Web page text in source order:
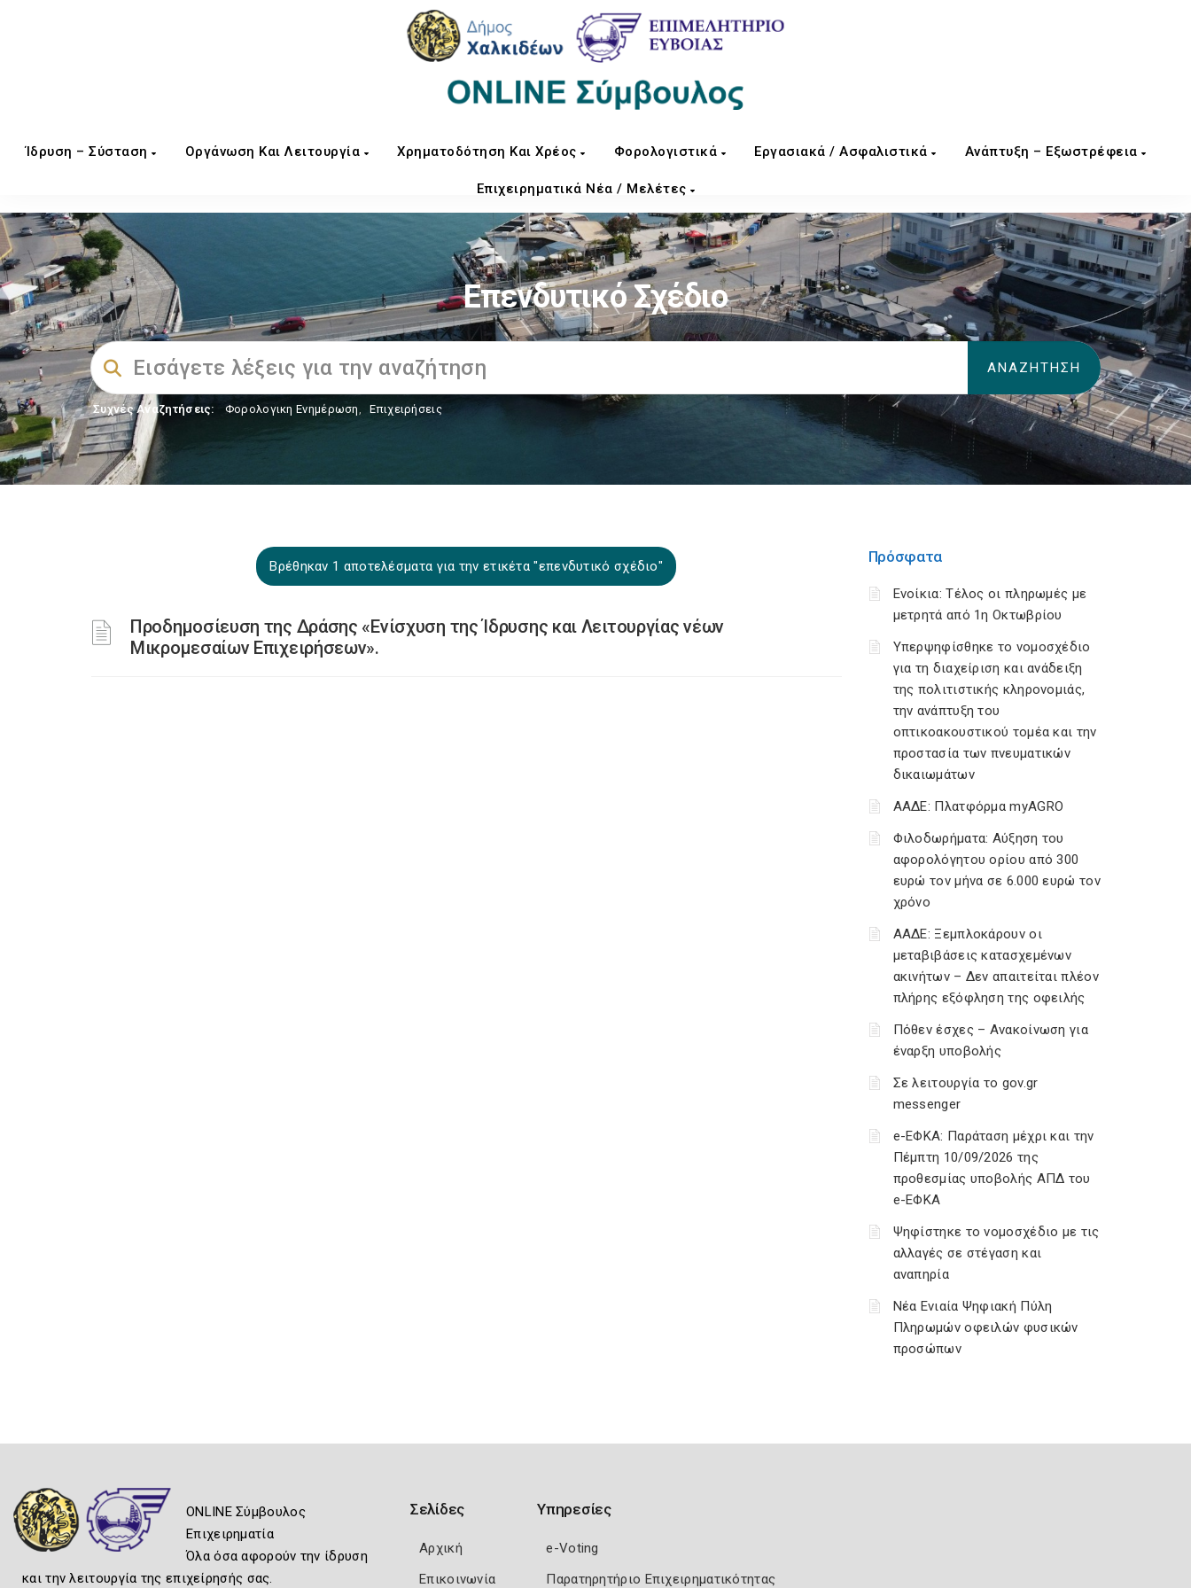
Ίδρυση – Σύσταση Οργάνωση Και Λειτουργία Χρηματοδότηση Και Χρέος Φορολογιστικά Εργασιακά / Ασφαλιστικά Ανάπτυξη – Εξωστρέφεια
Επιχειρηματικά Νέα / Μελέτες
Επενδυτικό Σχέδιο
Συχνές Αναζητήσεις: Φορολογικη Ενημέρωση, Επιχειρήσεις
Βρέθηκαν 1 αποτελέσματα για την ετικέτα "επενδυτικό σχέδιο"
Προδημοσίευση της Δράσης «Ενίσχυση της Ίδρυσης και Λειτουργίας νέων
Μικρομεσαίων Επιχειρήσεων».
Πρόσφατα
Ενοίκια: Τέλος οι πληρωμές με
μετρητά από 1η Οκτωβρίου
Υπερψηφίσθηκε το νομοσχέδιο
για τη διαχείριση και ανάδειξη
της πολιτιστικής κληρονομιάς,
την ανάπτυξη του
οπτικοακουστικού τομέα και την
προστασία των πνευματικών
δικαιωμάτων
ΑΑΔΕ: Πλατφόρμα myAGRO
Φιλοδωρήματα: Αύξηση του
αφορολόγητου ορίου από 300
ευρώ τον μήνα σε 6.000 ευρώ τον
χρόνο
ΑΑΔΕ: Ξεμπλοκάρουν οι
μεταβιβάσεις κατασχεμένων
ακινήτων – Δεν απαιτείται πλέον
πλήρης εξόφληση της οφειλής
Πόθεν έσχες – Ανακοίνωση για
έναρξη υποβολής
Σε λειτουργία το gov.gr
messenger
e-ΕΦΚΑ: Παράταση μέχρι και την
Πέμπτη 10/09/2026 της
προθεσμίας υποβολής ΑΠΔ του
e-ΕΦΚΑ
Ψηφίστηκε το νομοσχέδιο με τις
αλλαγές σε στέγαση και
αναπηρία
Νέα Ενιαία Ψηφιακή Πύλη
Πληρωμών οφειλών φυσικών
προσώπων
ONLINE Σύμβουλος
Επιχειρηματία
Όλα όσα αφορούν την ίδρυση
και την λειτουργία της επιχείρησής σας.
Σελίδες
Αρχική
Επικοινωνία
Υπηρεσίες
e-Voting
Παρατηρητήριο Επιχειρηματικότητας